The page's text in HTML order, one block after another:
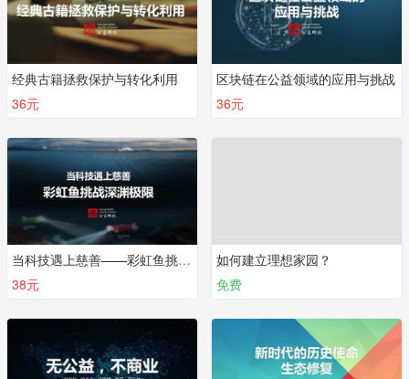
经典古籍拯救保护与转化利用
36元
区块链在公益领域的应用与挑战
36元
当科技遇上慈善——彩虹鱼挑战深渊极限
38元
如何建立理想家园？
免费